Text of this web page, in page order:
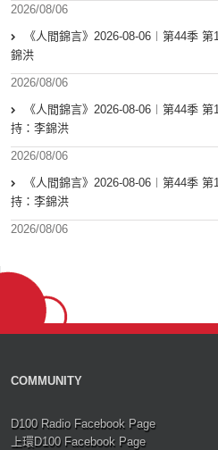
2026/08/06
《人間錦言》2026-08-06︱第44季
錦洪
2026/08/06
《人間錦言》2026-08-06︱第44季
持：李錦洪
2026/08/06
《人間錦言》2026-08-06︱第44季
持：李錦洪
2026/08/06
COMMUNITY
D100 Radio Facebook Page
上環D100 Facebook Page